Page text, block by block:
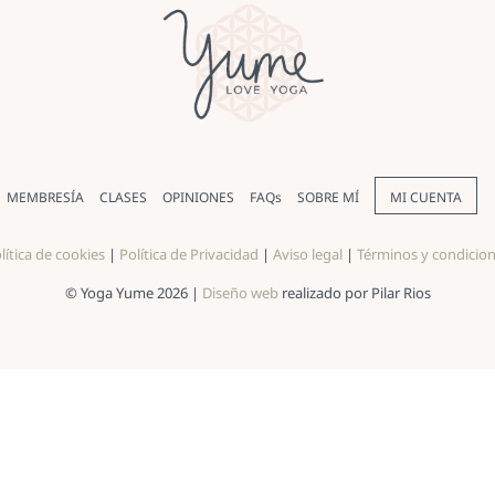
MEMBRESÍA CLASES OPINIONES FAQs SOBRE MÍ MI CUENTA
de cookies | Política de Privacidad | Aviso legal | Términos y
© Yoga Yume 2026 | Diseño webrealizado por Pilar Rios